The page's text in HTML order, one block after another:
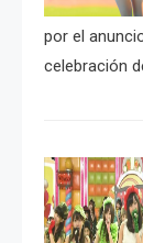
por el
celebración